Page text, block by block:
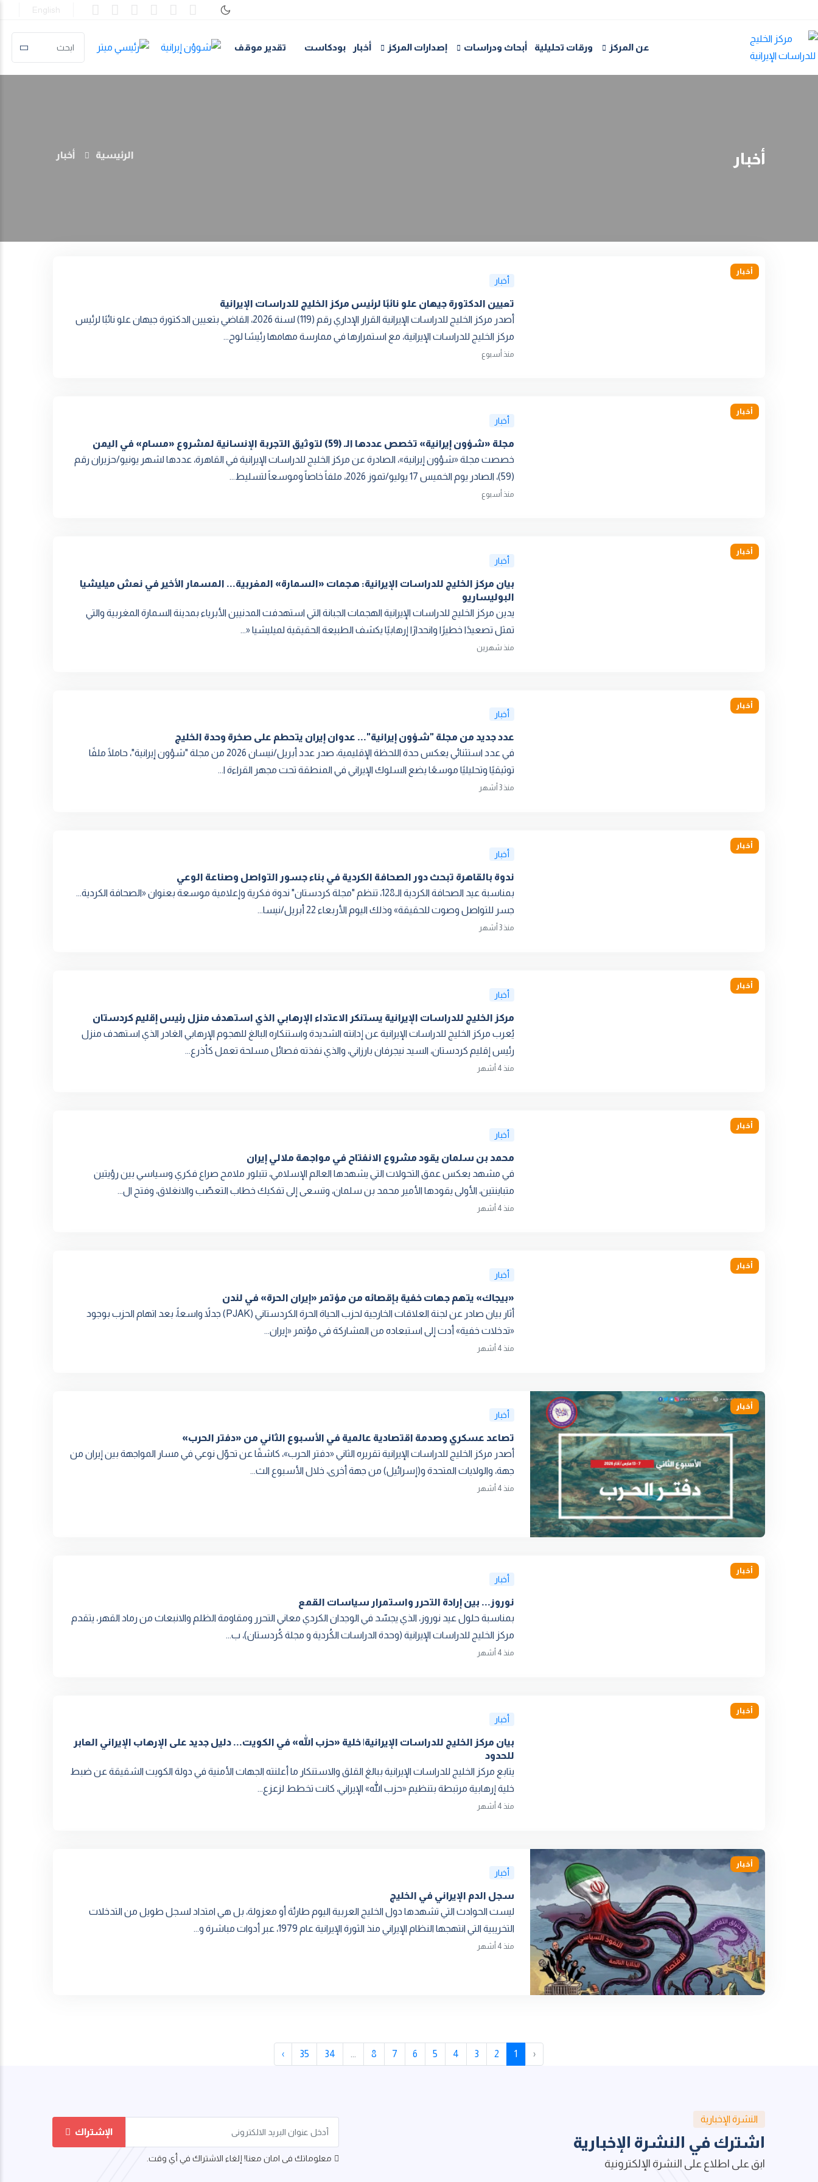
English
عن المركز ورقات تحليلية أبحاث ودراسات إصدارات المركز أخبار بودكاست تقدير موقف
أخبار الرئيسية أخبار
أخبار
أخبار
تعيين الدكتورة جيهان علو نائبًا لرئيس مركز الخليج للدراسات الإيرانية
أصدر مركز الخليج للدراسات الإيرانية القرار الإداري رقم (119) لسنة 2026، القاضي بتعيين الدكتورة جيهان علو نائبًا لرئيس
مركز الخليج للدراسات الإيرانية، مع استمرارها في ممارسة مهامها رئيسًا لوح...
منذ أسبوع
أخبار
أخبار
مجلة «شؤون إيرانية» تخصص عددها الـ (59) لتوثيق التجربة الإنسانية لمشروع «مسام» في اليمن
خصصت مجلة «شؤون إيرانية»، الصادرة عن مركز الخليج للدراسات الإيرانية في القاهرة، عددها لشهر يونيو/حزيران رقم
(59)، الصادر يوم الخميس 17 يوليو/تموز 2026، ملفاً خاصاً وموسعاً لتسليط...
منذ أسبوع
أخبار
أخبار
بيان مركز الخليج للدراسات الإيرانية: هجمات «السمارة» المغربية... المسمار الأخير في نعش ميليشيا
البوليساريو
يدين مركز الخليج للدراسات الإيرانية الهجمات الجبانة التي استهدفت المدنيين الأبرياء بمدينة السمارة المغربية والتي
تمثل تصعيدًا خطيرًا وانحدارًا إرهابيًا يكشف الطبيعة الحقيقية لميليشيا «...
منذ شهرين
أخبار
أخبار
عدد جديد من مجلة "شؤون إيرانية"... عدوان إيران يتحطم على صخرة وحدة الخليج
في عدد استثنائي يعكس حدة اللحظة الإقليمية، صدر عدد أبريل/نيسان 2026 من مجلة "شؤون إيرانية"، حاملًا ملفًا
توثيقيًا وتحليليًا موسعًا يضع السلوك الإيراني في المنطقة تحت مجهر القراءة ا...
منذ 3 أشهر
أخبار
أخبار
ندوة بالقاهرة تبحث دور الصحافة الكردية في بناء جسور التواصل وصناعة الوعي
بمناسبة عيد الصحافة الكردية الـ128، تنظم "مجلة كردستان" ندوة فكرية وإعلامية موسعة بعنوان «الصحافة الكردية...
جسر للتواصل وصوت للحقيقة» وذلك اليوم الأربعاء 22 أبريل/نيسا...
منذ 3 أشهر
أخبار
أخبار
مركز الخليج للدراسات الإيرانية يستنكر الاعتداء الإرهابي الذي استهدف منزل رئيس إقليم كردستان
يُعرب مركز الخليج للدراسات الإيرانية عن إدانته الشديدة واستنكاره البالغ للهجوم الإرهابي الغادر الذي استهدف منزل
رئيس إقليم كردستان، السيد نيجرفان بارزاني، والذي نفذته فصائل مسلحة تعمل كأذرع...
منذ 4 أشهر
أخبار
أخبار
محمد بن سلمان يقود مشروع الانفتاح في مواجهة ملالي إيران
في مشهد يعكس عمق التحولات التي يشهدها العالم الإسلامي، تتبلور ملامح صراع فكري وسياسي بين رؤيتين
متباينتين، الأولى يقودها الأمير محمد بن سلمان، وتسعى إلى تفكيك خطاب التعصّب والانغلاق، وفتح ال...
منذ 4 أشهر
أخبار
أخبار
«بيجاك» يتهم جهات خفية بإقصائه من مؤتمر «إيران الحرة» في لندن
أثار بيان صادر عن لجنة العلاقات الخارجية لحزب الحياة الحرة الكردستاني (PJAK) جدلاً واسعاً، بعد اتهام الحزب بوجود
«تدخلات خفية» أدت إلى استبعاده من المشاركة في مؤتمر «إيران...
منذ 4 أشهر
أخبار
أخبار
تصاعد عسكري وصدمة اقتصادية عالمية في الأسبوع الثاني من «دفتر الحرب»
أصدر مركز الخليج للدراسات الإيرانية تقريره الثاني «دفتر الحرب»، كاشفًا عن تحوّل نوعي في مسار المواجهة بين إيران من
جهة، والولايات المتحدة و(إسرائيل) من جهة أخرى، خلال الأسبوع الث...
منذ 4 أشهر
أخبار
أخبار
نوروز... بين إرادة التحرر واستمرار سياسات القمع
بمناسبة حلول عيد نوروز، الذي يجسّد في الوجدان الكردي معاني التحرر ومقاومة الظلم والانبعاث من رماد القهر، يتقدم
مركز الخليج للدراسات الإيرانية (وحدة الدراسات الكُردية و مجلة كُردستان)، ب...
منذ 4 أشهر
أخبار
أخبار
بيان مركز الخليج للدراسات الإيرانية| خلية «حزب الله» في الكويت... دليل جديد على الإرهاب الإيراني العابر
للحدود
يتابع مركز الخليج للدراسات الإيرانية ببالغ القلق والاستنكار ما أعلنته الجهات الأمنية في دولة الكويت الشقيقة عن ضبط
خلية إرهابية مرتبطة بتنظيم «حزب الله» الإيراني، كانت تخطط لزعزع...
منذ 4 أشهر
أخبار
أخبار
سجل الدم الإيراني في الخليج
ليست الحوادث التي تشهدها دول الخليج العربية اليوم طارئة أو معزولة، بل هي امتداد لسجل طويل من التدخلات
التخريبية التي انتهجها النظام الإيراني منذ الثورة الإيرانية عام 1979، عبر أدوات مباشرة و...
منذ 4 أشهر
‹
1
2
3
4
5
6
7
8
...
34
35
›
النشرة الإخبارية
اشترك في النشرة الإخبارية
ابق على اطلاع على النشرة الإلكترونية
الإشتراك
معلوماتك فى امان معنا! إلغاء الاشتراك في أي وقت.